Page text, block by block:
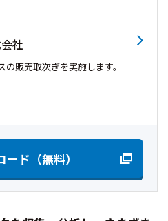
社
販売取次ぎを実施します。
ド（無料）